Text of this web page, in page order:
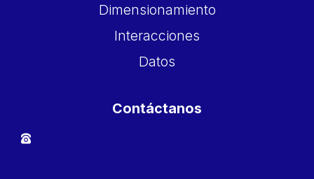
Dimensionamiento
Interacciones
Datos
Contáctanos